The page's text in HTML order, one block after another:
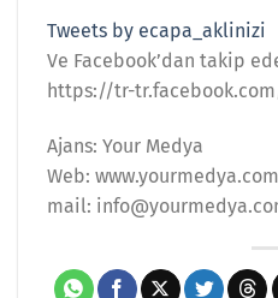
Tweets by ecapa_aklinizi
Ve Facebook’dan takip
https://tr-
Ajans: Your Medya
Web: www.yourmedya.com
mail: